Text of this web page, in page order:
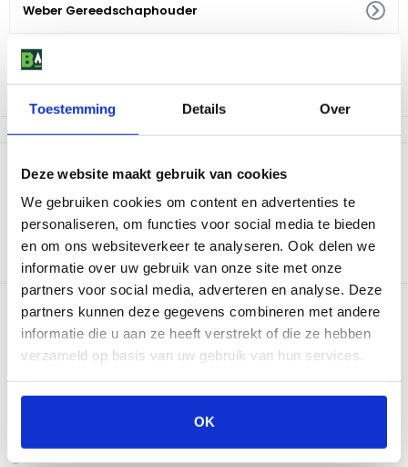
Toestemming Details Over
Deze website maakt gebruik van cookies
We gebruiken cookies om content en advertenties te
personaliseren, om functies voor social media te bieden
en om ons websiteverkeer te analyseren. Ook delen we
informatie over uw gebruik van onze site met onze
partners voor social media, adverteren en analyse. Deze
partners kunnen deze gegevens combineren met andere
informatie die u aan ze heeft verstrekt of die ze hebben
verzameld op basis van uw gebruik van hun services.
OK
Weber Gereedschaphouder
11,99
Productomschrijving
Deze stevige, vernikkeld stalen houder met haken bespaart
ruimte en jouw keukengerei is altijd binnen handbereik. Een
doordachte oplossing waar je prijs op zal stellen als het er bij de
bbq heet aan toe gaat. De houder is geschikt voor
brikettenbarbecues van 47 cm en 57 cm.
Bekijk dit product in onze winkels
Breda
Groningen